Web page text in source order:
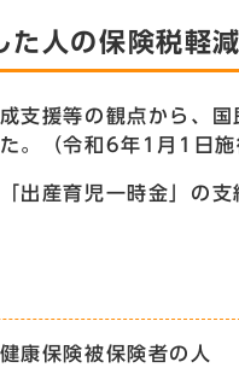
た人の保険税軽
支援等の観点から、
。（令和6年1月1日施
出産育児一時金」の
康保険被保険者の人